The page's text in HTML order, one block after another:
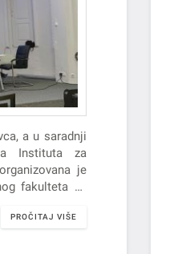
a u saradnji
Instituta za
je
fakulteta za
Studenti su
PROČITAJ VIŠE